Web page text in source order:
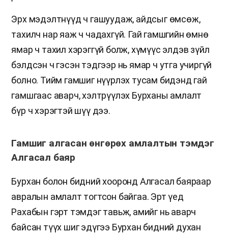
Эрх мэдэлтнүүд ч гашуудаж, айдсыг өмсөж,
тахилч нар яаж ч чадахгүй. Гай гамшгийн өмнө
ямар ч тахил хэрэггүй болж, хүмүүс элдэв зүйл
бэлдсэн ч гэсэн тэдгээр нь ямар ч утга учиргүй
болно. Тийм гамшиг нүүрлэх тусам бидэнд гай
гамшгаас аварч, хэлтрүүлэх Бурханы амлалт
бүр ч хэрэгтэй шүү дээ.
Гамшиг алгасан өнгөрөх амлалтын тэмдэг
Алгасал баяр
Бурхан болон бидний хооронд Алгасал баяраар
авралын амлалт тогтсон байгаа. Эрт үед
Рахабын гэрт тэмдэг тавьж, амийг нь аварч
байсан түүх шиг эдүгээ Бурхан бидний духан